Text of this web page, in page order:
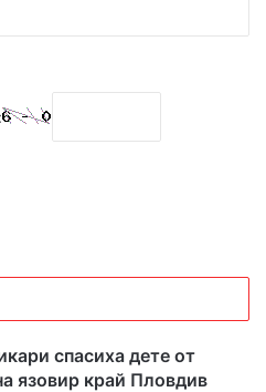
спасиха дете от
язовир край Пловдив